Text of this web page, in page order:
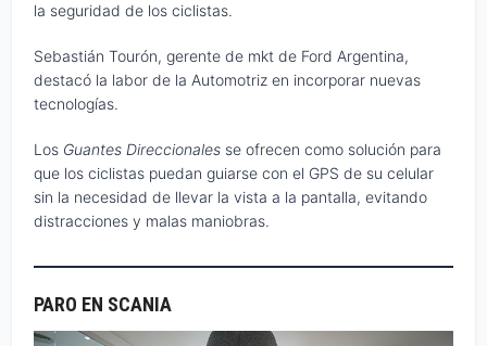
la seguridad de los ciclistas.
Sebastián Tourón, gerente de mkt de Ford Argentina,
destacó la labor de la Automotriz en incorporar nuevas
tecnologías.
Los Guantes Direccionales se ofrecen como solución para
que los ciclistas puedan guiarse con el GPS de su celular
sin la necesidad de llevar la vista a la pantalla, evitando
distracciones y malas maniobras.
PARO EN SCANIA